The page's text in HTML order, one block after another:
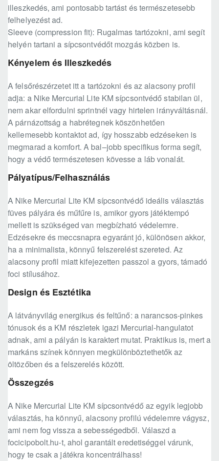
illeszkedés, ami pontosabb tartást és természetesebb
felhelyezést ad.
Sleeve (compression fit): Rugalmas tartózokni, ami segít
helyén tartani a sípcsontvédőt mozgás közben is.
Kényelem és Illeszkedés
A felsőrészérzetet itt a tartózokni és az alacsony profil
adja: a Nike Mercurial Lite KM sípcsontvédő stabilan ül,
nem akar elfordulni sprintnél vagy hirtelen irányváltásnál.
A párnázottság a habrétegnek köszönhetően
kellemesebb kontaktot ad, így hosszabb edzéseken is
megmarad a komfort. A bal–jobb specifikus forma segít,
hogy a védő természetesen kövesse a láb vonalát.
Pályatípus/Felhasználás
A Nike Mercurial Lite KM sípcsontvédő ideális választás
füves pályára és műfűre is, amikor gyors játéktempó
mellett is szükséged van megbízható védelemre.
Edzésekre és meccsnapra egyaránt jó, különösen akkor,
ha a minimalista, könnyű felszerelést szereted. Az
alacsony profil miatt kifejezetten passzol a gyors, támadó
foci stílusához.
Design és Esztétika
A látványvilág energikus és feltűnő: a narancsos-pinkes
tónusok és a KM részletek igazi Mercurial-hangulatot
adnak, ami a pályán is karaktert mutat. Praktikus is, mert a
markáns színek könnyen megkülönböztethetők az
öltözőben és a felszerelés között.
Összegzés
A Nike Mercurial Lite KM sípcsontvédő az egyik legjobb
választás, ha könnyű, alacsony profilú védelemre vágysz,
ami nem fog vissza a sebességedből. Válaszd a
focicipobolt.hu-t, ahol garantált eredetiséggel várunk,
hogy te csak a játékra koncentrálhass!